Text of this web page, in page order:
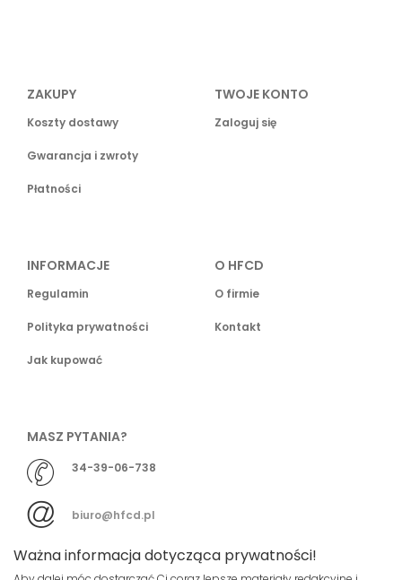
ZAKUPY
Koszty dostawy
Gwarancja i zwroty
Płatności
TWOJE KONTO
Zaloguj się
INFORMACJE
Regulamin
Polityka prywatności
Jak kupować
O HFCD
O firmie
Kontakt
MASZ PYTANIA?
34-39-06-738
biuro@hfcd.pl
Ważna informacja dotycząca prywatności!